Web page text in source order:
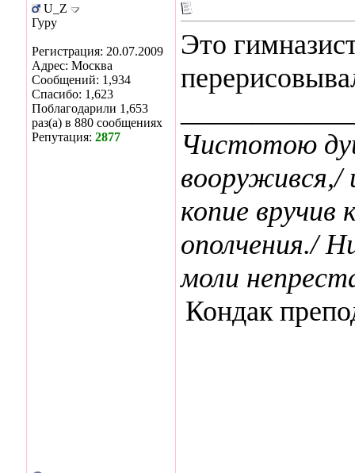
U_Z
Гуру
Регистрация: 20.07.2009
Адрес: Москва
Сообщений: 1,934
Спасибо: 1,623
Поблагодарили 1,653
раз(а) в 880 сообщениях
Репутация: 2877
Это
Чистотою
вооружився,/
копие вручив
ополчения./
моли
Кондак